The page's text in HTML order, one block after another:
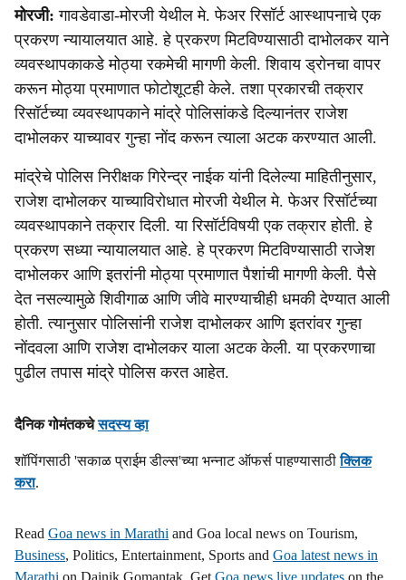
o
c
i
a
l
s
h
a
r
e
मोरजी: गावडेवाडा-मोरजी येथील मे. फेअर रिसॉर्ट आस्थापनाचे एक
प्रकरण न्यायालयात आहे. हे प्रकरण मिटविण्यासाठी दाभोलकर याने
व्यवस्थापकाकडे मोठ्या रकमेची मागणी केली. शिवाय ड्रोनचा वापर
करून मोठ्या प्रमाणात फोटोशूटही केले. तशा प्रकारची तक्रार
रिसॉर्टच्या व्यवस्थापकाने मांद्रे पोलिसांकडे दिल्यानंतर राजेश
दाभोलकर याच्यावर गुन्हा नोंद करून त्याला अटक करण्यात आली.
मांद्रेचे पोलिस निरीक्षक गिरेन्द्र नाईक यांनी दिलेल्या माहितीनुसार,
राजेश दाभोलकर याच्याविरोधात मोरजी येथील मे. फेअर रिसॉर्टच्या
व्यवस्थापकाने तक्रार दिली. या रिसॉर्टविषयी एक तक्रार होती. हे
प्रकरण सध्या न्यायालयात आहे. हे प्रकरण मिटविण्यासाठी राजेश
दाभोलकर आणि इतरांनी मोठ्या प्रमाणात पैशांची मागणी केली. पैसे
देत नसल्यामुळे शिवीगाळ आणि जीवे मारण्याचीही धमकी देण्यात आली
होती. त्यानुसार पोलिसांनी राजेश दाभोलकर आणि इतरांवर गुन्हा
नोंदवला आणि राजेश दाभोलकर याला अटक केली. या प्रकरणाचा
पुढील तपास मांद्रे पोलिस करत आहेत.
दैनिक गोमंतकचेसदस्य व्हा
शॉपिंगसाठी 'सकाळ प्राईम डील्स'च्या भन्नाट ऑफर्स पाहण्यासाठीक्लिक
करा.
Read Goa news in Marathi and Goa local news on Tourism,
Business, Politics, Entertainment, Sports and Goa latest news in
Marathi on Dainik Gomantak. Get Goa news live updates on the